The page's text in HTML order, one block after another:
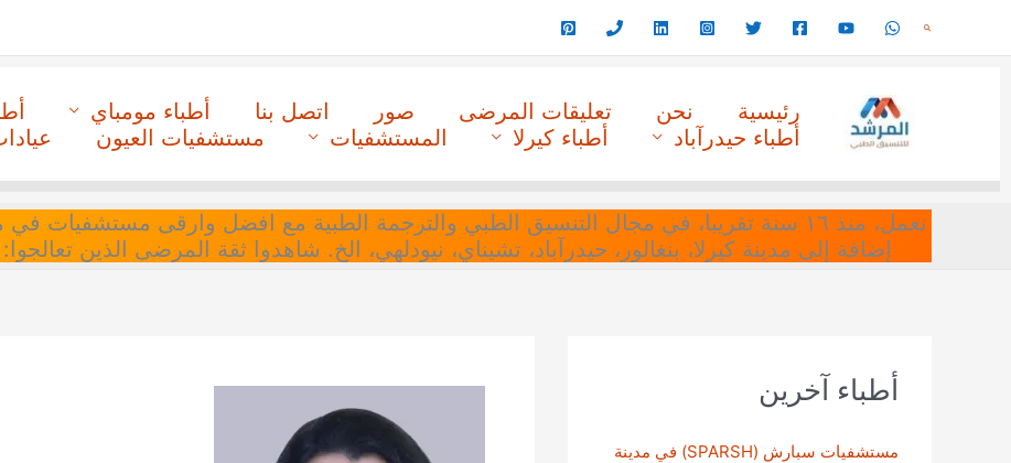
البحث
رئيسية نحن تعليقات المرضى صور اتصل بنا أطباء مومباي
أطباء حيدرآباد
أطباء كيرلا المستشفيات مستشفيات العيون
نعمل، منذ ١٦ سنة تقريبا، في مجال التنسيق الطبي والترجمة الطبية مع افضل وارقى
إضافة إلى مدينة كيرلا، بنغالور، حيدرآباد، تشيناي، نيودلهي، الخ. شاهدوا ثقة المرضى الذين تعالجوا:
أطباء آخرين
مستشفيات سبارش (SPARSH) في مدينة